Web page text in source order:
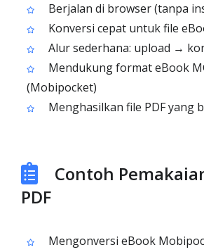
Berjalan di browser (tanpa
Konversi cepat untuk file
Alur sederhana: upload →
Mendukung format eBook
(Mobipocket)
Menghasilkan file PDF yang
Contoh
PDF
Mengonversi eBook